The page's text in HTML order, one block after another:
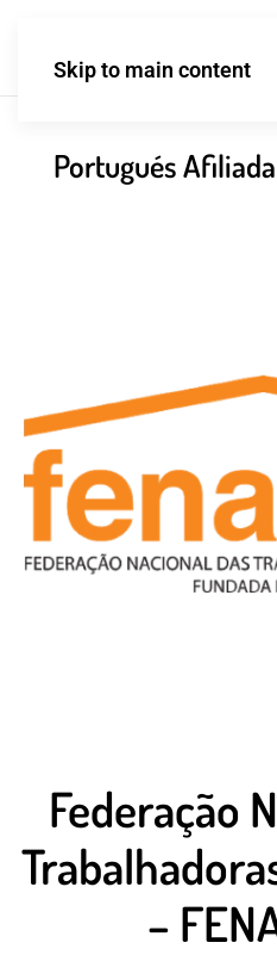
Skip to main content
Portugués
Federação
–